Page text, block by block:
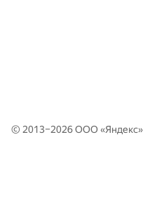
© 2013–2026 ООО «Яндекс»